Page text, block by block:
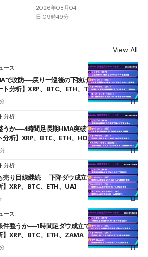
2026年08月04
日 09時49分
View All
ース
で攻防──戻り一巡後の下抜けで0.95ドルを試
分析】XRP、BTC、ETH、TAKE
分析
うか──4時間足長期HMA突破で雲下端を目指す
分析】XRP、BTC、ETH、HOME
分析
売り目線継続──下降ダウ成立で下値追う展開
】XRP、BTC、ETH、UAI
ース
件整うか──1時間足ダウ成立で1.185ドルを狙う
】XRP、BTC、ETH、ZAMA